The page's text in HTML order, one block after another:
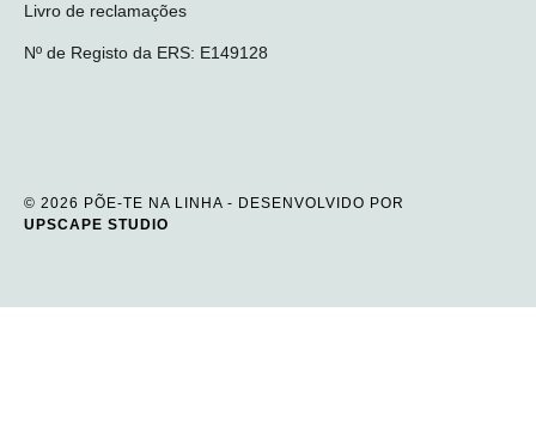
Livro de reclamações
Nº de Registo da ERS: E149128
© 2026 PÕE-TE NA LINHA - DESENVOLVIDO POR
UPSCAPE STUDIO